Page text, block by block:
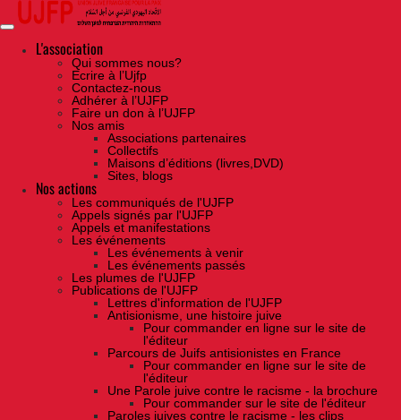
Skip
the
contentL'association
Qui sommes nous?
Ecrire à l’Ujfp
Contactez-nous
Adhérer à l’UJFP
Faire un don à l’UJFP
Nos amis
Associations partenaires
Collectifs
Maisons d’éditions (livres,DVD)
Sites, blogs
Nos actions
Les communiqués de l'UJFP
Appels signés par l'UJFP
Appels et manifestations
Les événements
Les événements à venir
Les événements passés
Les plumes de l'UJFP
Publications de l'UJFP
Lettres d'information de l'UJFP
Antisionisme, une histoire juive
Pour commander en ligne sur le site de
l'éditeur
Parcours de Juifs antisionistes en France
Pour commander en ligne sur le site de
l'éditeur
Une Parole juive contre le racisme - la brochure
Pour commander sur le site de l'éditeur
Paroles juives contre le racisme - les clips